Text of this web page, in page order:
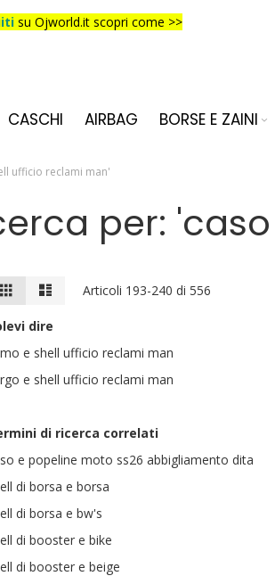
su Ojworld.it scopri come >>
CASCHI AIRBAG BORSE E ZAINI
ufficio reclami man'
per:
Griglia Articoli 193-240 di 556
dire
e shell ufficio reclami man
e shell ufficio reclami man
di ricerca correlati
e popeline moto ss26 abbigliamento dita
di borsa e borsa
di borsa e bw's
di booster e bike
di booster e beige